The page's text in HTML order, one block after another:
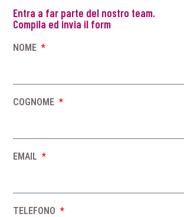
Entra a far parte del nostro team.
Compila ed invia il form
NOME
COGNOME
EMAIL
TELEFONO